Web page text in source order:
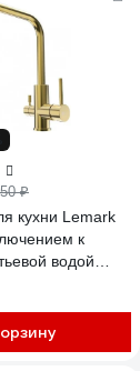
₽
кухни Lemark
к
водой